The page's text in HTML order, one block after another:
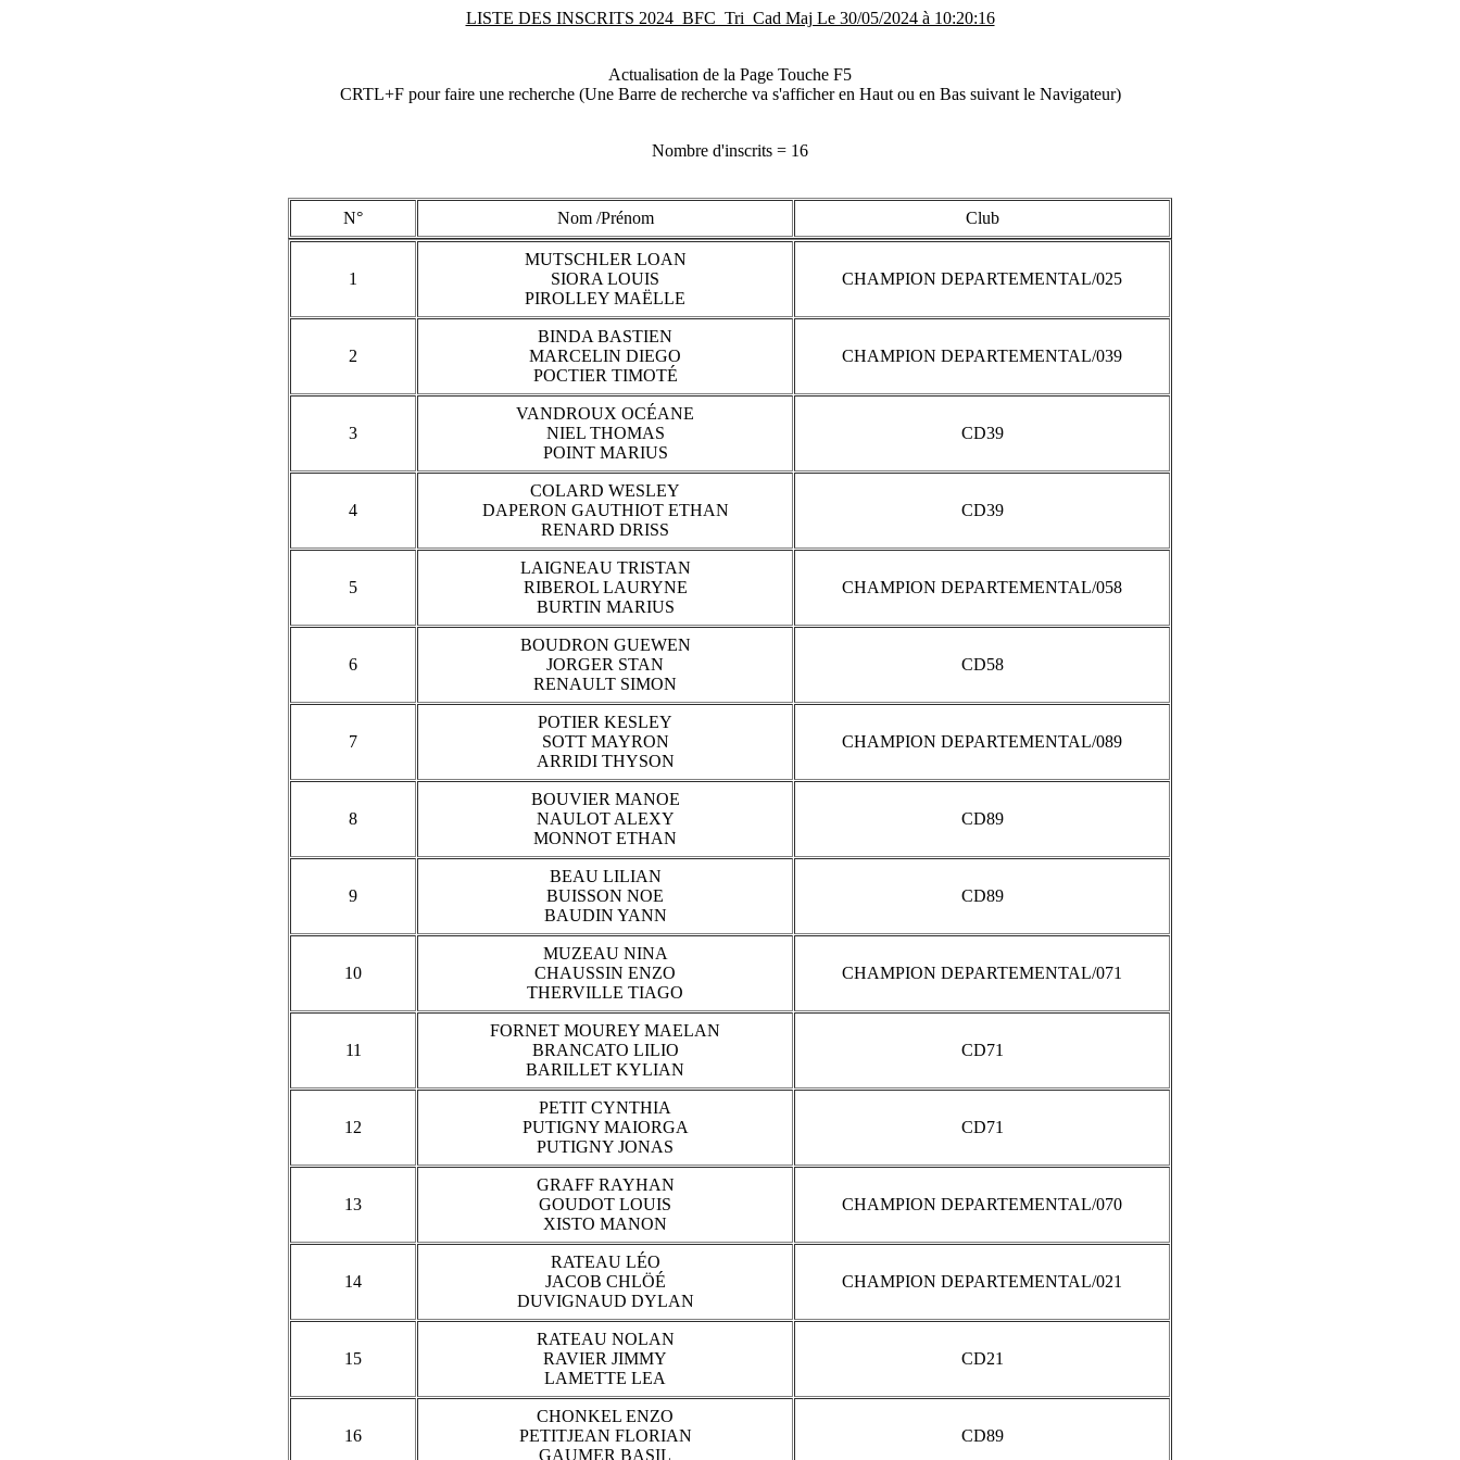
LISTE DES INSCRITS 2024_BFC_Tri_Cad Maj Le 30/05/2024 à 10:20:16
Actualisation de la Page Touche F5
CRTL+F pour faire une recherche (Une Barre de recherche va s'afficher en Haut ou en Bas suivant le Navigateur)
Nombre d'inscrits = 16
N° Nom /Prénom Club
1
MUTSCHLER LOAN
SIORA LOUIS
PIROLLEY MAËLLE
CHAMPION DEPARTEMENTAL/025
2
BINDA BASTIEN
MARCELIN DIEGO
POCTIER TIMOTÉ
CHAMPION DEPARTEMENTAL/039
3
VANDROUX OCÉANE
NIEL THOMAS
POINT MARIUS
CD39
4
COLARD WESLEY
DAPERON GAUTHIOT ETHAN
RENARD DRISS
CD39
5
LAIGNEAU TRISTAN
RIBEROL LAURYNE
BURTIN MARIUS
CHAMPION DEPARTEMENTAL/058
6
BOUDRON GUEWEN
JORGER STAN
RENAULT SIMON
CD58
7
POTIER KESLEY
SOTT MAYRON
ARRIDI THYSON
CHAMPION DEPARTEMENTAL/089
8
BOUVIER MANOE
NAULOT ALEXY
MONNOT ETHAN
CD89
9
BEAU LILIAN
BUISSON NOE
BAUDIN YANN
CD89
10
MUZEAU NINA
CHAUSSIN ENZO
THERVILLE TIAGO
CHAMPION DEPARTEMENTAL/071
11
FORNET MOUREY MAELAN
BRANCATO LILIO
BARILLET KYLIAN
CD71
12
PETIT CYNTHIA
PUTIGNY MAIORGA
PUTIGNY JONAS
CD71
13
GRAFF RAYHAN
GOUDOT LOUIS
XISTO MANON
CHAMPION DEPARTEMENTAL/070
14
RATEAU LÉO
JACOB CHLÖÉ
DUVIGNAUD DYLAN
CHAMPION DEPARTEMENTAL/021
15
RATEAU NOLAN
RAVIER JIMMY
LAMETTE LEA
CD21
16
CHONKEL ENZO
PETITJEAN FLORIAN
GAUMER BASIL
CD89